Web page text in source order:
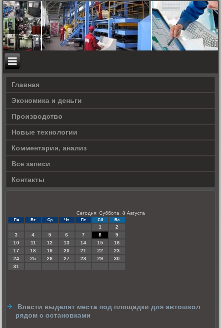
Главная
Экономика и деньги
Производство
Новые технологии
Комментарии, анализ
Все записи
Контакты
Сегодня: Суббота, 8 Августа
Пн Вт Ср Чт Пт Сб Вс
1
2
3
4 5 6 7 8
9
10
11 12 13 14 15
16
17
18 19 20 21 22
23
24
25 26 27 28 29
30
31
Власти выделят места под площадки для автошкол
рядом с остановками